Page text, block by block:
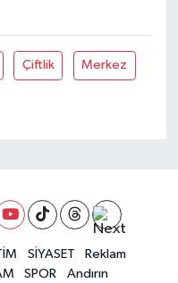
Çiftlik Merkez
SİYASET
Reklam
SPOR Andırın